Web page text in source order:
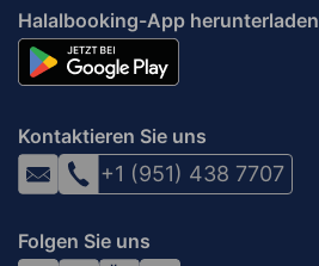
Halalbooking-App herunterladen
Kontaktieren Sie uns
+1 (951) 438 7707
Folgen Sie uns